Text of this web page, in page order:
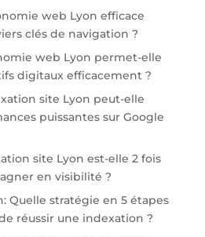
web Lyon efficace
clés de navigation ?
web Lyon permet-elle
digitaux efficacement ?
site Lyon peut-elle
puissantes sur Google
site Lyon est-elle 2 fois
en visibilité ?
Quelle stratégie en 5 étapes
réussir une indexation ?